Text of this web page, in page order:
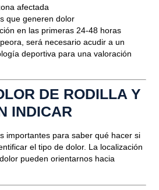
afectada
que generen dolor
en las primeras 24-48 horas
será necesario acudir a un
deportiva para una valoración
DE RODILLA Y
INDICAR
importantes para saberqué hacer si
el tipo de dolor. La localización
pueden orientarnos hacia